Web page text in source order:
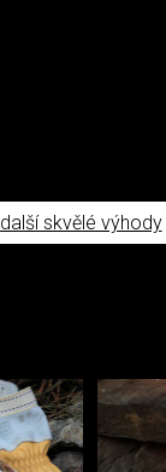
další skvělé výhody